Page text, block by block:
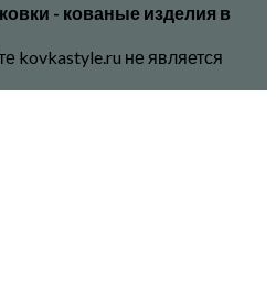
- кованые изделия в
kovkastyle.ru не является